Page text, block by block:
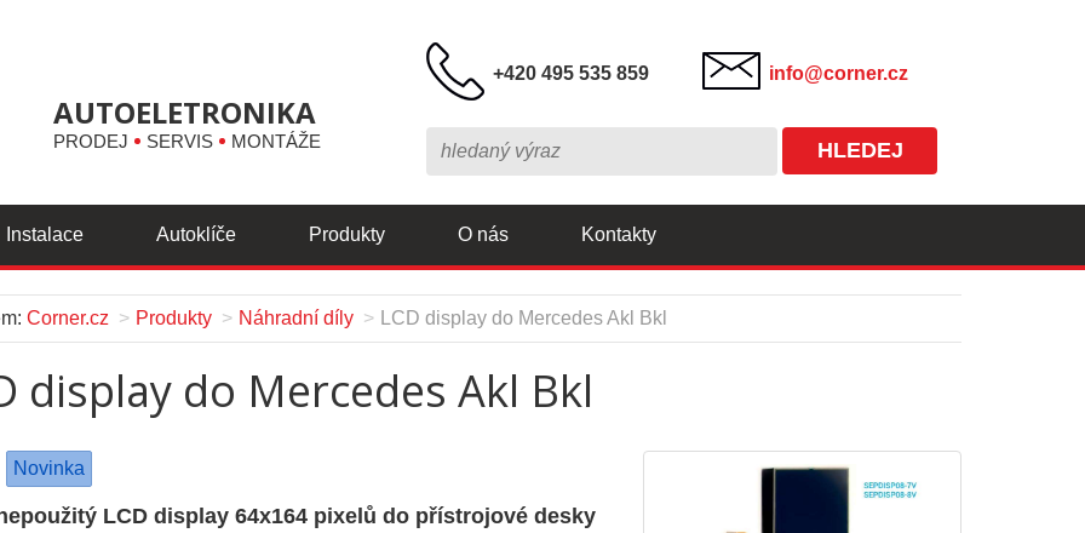
AUTOELETRONIKA
PRODEJ SERVIS MONTÁŽE
+420 495 535 859 info@corner.cz
HLEDEJ
Instalace Autoklíče Produkty O nás Kontakty
Corner.cz Produkty Náhradní díly LCD display do Mercedes Akl Bkl
display do Mercedes Akl Bkl
Novinka
LCD display 64x164 pixelů do přístrojové desky